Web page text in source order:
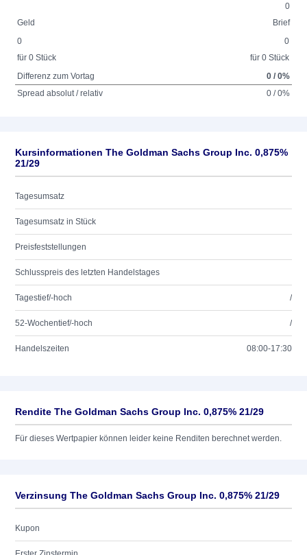
0
Geld
Brief
0
für 0 Stück
0
für 0 Stück
Differenz zum Vortag
0 / 0%
Spread absolut / relativ
0 / 0%
Kursinformationen The Goldman Sachs Group Inc. 0,875%
21/29
Tagesumsatz
Tagesumsatz in Stück
Preisfeststellungen
Schlusspreis des letzten Handelstages
Tagestief/-hoch /
52-Wochentief/-hoch /
Handelszeiten 08:00-17:30
Rendite The Goldman Sachs Group Inc. 0,875% 21/29
Für dieses Wertpapier können leider keine Renditen berechnet werden.
Verzinsung The Goldman Sachs Group Inc. 0,875% 21/29
Kupon